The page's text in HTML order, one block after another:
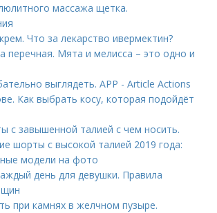
массажа щетка.
Что за лекарство ивермектин?
перечная. Мята и мелисса – это одно и
выглядеть. APP - Article Actions
Как выбрать косу, которая подойдёт
с завышенной талией с чем носить.
шорты с высокой талией 2019 года:
модели на фото
день для девушки. Правила
при камнях в желчном пузыре.